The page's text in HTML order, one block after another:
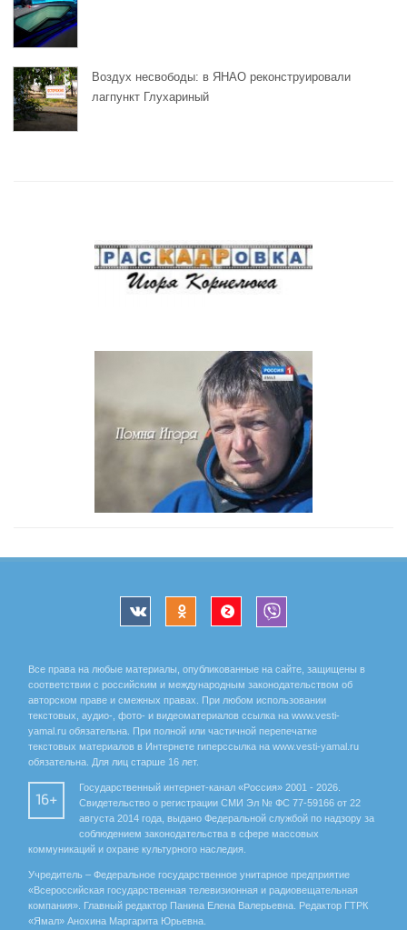
Воздух несвободы: в ЯНАО реконструировали
лагпункт Глухариный
Все права на любые материалы, опубликованные на сайте, защищены в
соответствии с российским и международным законодательством об
авторском праве и смежных правах. При любом использовании
текстовых, аудио-, фото- и видеоматериалов ссылка на www.vesti-
yamal.ru обязательна. При полной или частичной перепечатке
текстовых материалов в Интернете гиперссылка на www.vesti-yamal.ru
обязательна. Для лиц старше 16 лет.
16+
Государственный интернет-канал «Россия» 2001 - 2026.
Свидетельство о регистрации СМИ Эл № ФС 77-59166 от 22
августа 2014 года, выдано Федеральной службой по надзору за
соблюдением законодательства в сфере массовых
коммуникаций и охране культурного наследия.
Учредитель – Федеральное государственное унитарное предприятие
«Всероссийская государственная телевизионная и радиовещательная
компания». Главный редактор Панина Елена Валерьевна. Редактор ГТРК
«Ямал» Анохина Маргарита Юрьевна.